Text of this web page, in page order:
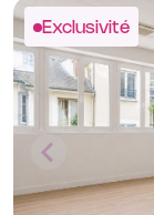
Exclusivité